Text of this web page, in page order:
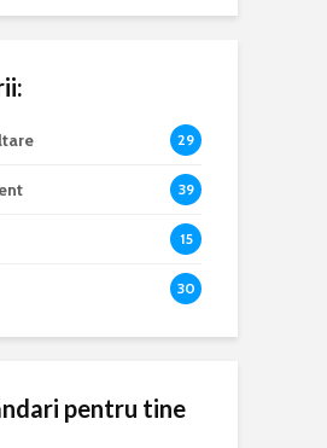
29
39
15
30
pentru tine